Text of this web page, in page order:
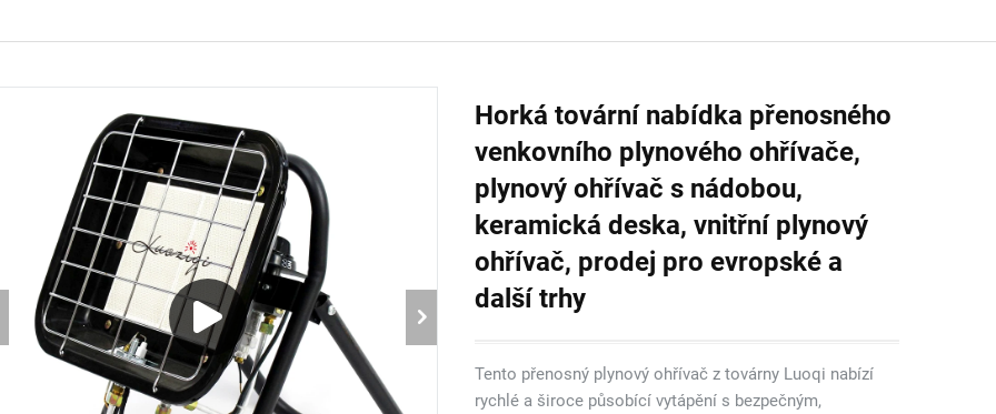
Horká tovární nabídka přenosného
venkovního plynového ohřívače,
plynový ohřívač s nádobou,
keramická deska, vnitřní plynový
ohřívač, prodej pro evropské a
další trhy
Tento přenosný plynový ohřívač z továrny Luoqi nabízí
rychlé a široce působící vytápění s bezpečným,